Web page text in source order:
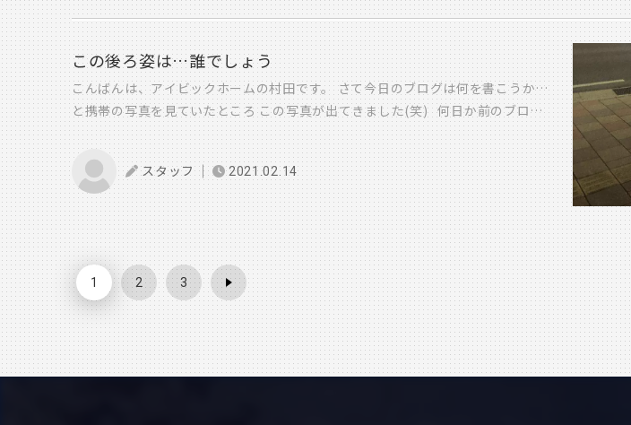
でも例年開催していた ローン控除説明会の開催は見送りまして (写真は一昨年の
ローン控除説明会の様子です) 上記の動画URLと資料でご案内させていただき 具
体的な相談希望のある方には 昨日15日(日)に顧問税理士の岩尾先生と 本社会議室
にて時間を分けて 個別で相談会をさせていただきました 毎年様々なご相談を聞か
せていただき 詳しくなっているつもりですが 昨日も様々なご相談をいただき 新
しい知識を持つことができました 住宅ローン控除手続きの件や その他税金の関係
でご不安なことありましたら ぜひアイビックにご相談ください 解決できるようお
手伝いさせていただきます
この後ろ姿は…誰でしょう
こんばんは、アイビックホームの村田です。 さて今日のブログは何を書こうか…
と携帯の写真を見ていたところ この写真が出てきました(笑) 何日か前のブログ
で本人も語っていましたが、最近走る事に目覚めている、営業の河野段君です と
ある日の19時くらいの写真です、事務所で着替えて走ってくるという事で見送り
ついでに写真をパチリ 僕も何かしら運動をしないといけないとは思いつつも、最
近は散歩すら出てないので、正直頭が下がります そんな思いを胸に秘め、走り
出す段君を見送りました。 普段は戻ってくるまで事務所にいる事が多いのです
が、この日は無事を祈りつつ帰路につきましたので写真はここで終わりです(笑)
次回機会があれば引き続きレポートするかもしれませんので、こうご期待
スタッフ 2021.02.14
1 2 3